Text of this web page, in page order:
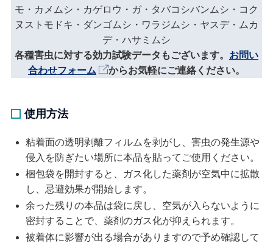
モ・カメムシ・カゲロウ・ガ・タバコシバンムシ・コク
ヌストモドキ・ダンゴムシ・ワラジムシ・ヤスデ・ムカ
デ・ハサミムシ
各種害虫に対する効力試験データもございます。 お問い
合わせフォーム
からお気軽にご連絡ください。
使用方法
粘着面の透明剥離フィルムを剥がし、害虫の発生源や
侵入を防ぎたい場所に本品を貼ってご使用ください。
梱包袋を開封すると、ガス化した薬剤が空気中に拡散
し、忌避効果が開始します。
余った残りの本品は袋に戻し、空気が入らないように
密封することで、薬剤のガス化が抑えられます。
被着体に影響が出る場合がありますので予め確認して